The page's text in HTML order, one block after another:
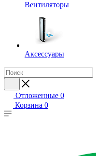
Вентиляторы
Аксессуары
Отложенные 0
Корзина 0